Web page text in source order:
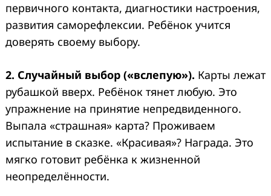
первичного контакта, диагностики настроения,
развития саморефлексии. Ребёнок учится
доверять своему выбору.
2. Случайный выбор («вслепую»). Карты лежат
рубашкой вверх. Ребёнок тянет любую. Это
упражнение на принятие непредвиденного.
Выпала «страшная» карта? Проживаем
испытание в сказке. «Красивая»? Награда. Это
мягко готовит ребёнка к жизненной
неопределённости.